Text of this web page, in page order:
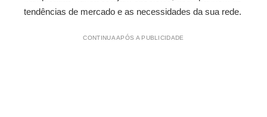
tendências de mercado e as necessidades da sua rede.
CONTINUA APÓS A PUBLICIDADE